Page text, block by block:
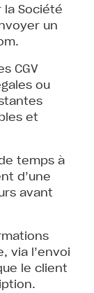
Société
un
.
CGV
ou
et
temps à
d’une
avant
via l’envoi
le client